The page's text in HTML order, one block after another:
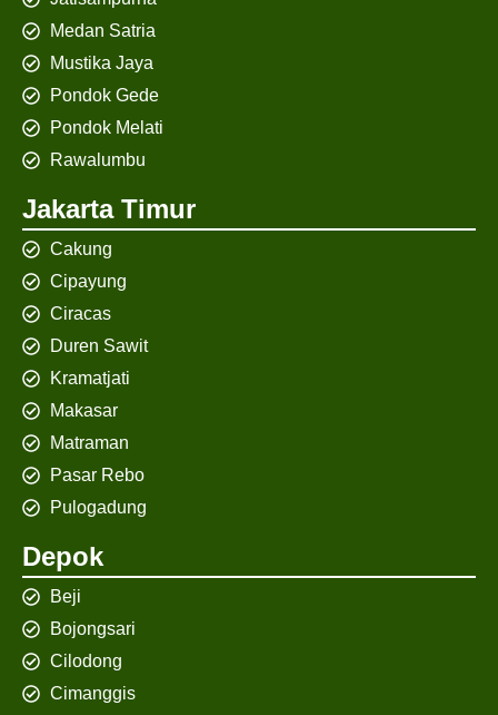
Medan Satria
Mustika Jaya
Pondok Gede
Pondok Melati
Rawalumbu
Jakarta Timur
Cakung
Cipayung
Ciracas
Duren Sawit
Kramatjati
Makasar
Matraman
Pasar Rebo
Pulogadung
Depok
Beji
Bojongsari
Cilodong
Cimanggis